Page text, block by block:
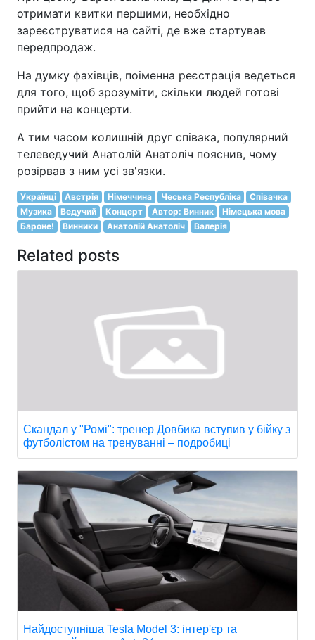
отримати квитки першими, необхідно
зареєструватися на сайті, де вже стартував
передпродаж.
На думку фахівців, поіменна реєстрація ведеться
для того, щоб зрозуміти, скільки людей готові
прийти на концерти.
А тим часом колишній друг співака, популярний
телеведучий Анатолій Анатоліч пояснив, чому
розірвав з ним усі зв'язки.
Українці Австрія Німеччина Чеська Республіка
Співачка
Музика
Ведучий Концерт Автор: Винник
Німецька мова
Бароне!
Винники Анатолій Анатоліч Валерія
Related posts
Скандал у "Ромі": тренер Довбика вступив у бійку з
футболістом на тренуванні – подробиці
Найдоступніша Tesla Model 3: інтер'єр та